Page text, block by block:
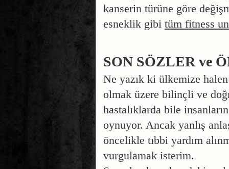
kanserin türüne göre
esneklik gibi tüm fitness
SON SÖZLER ve
Ne yazık ki ülkemize halen
olmak üzere bilinçli ve
hastalıklarda bile
oynuyor. Ancak yanlış
öncelikle tıbbi yardım
vurgulamak isterim.